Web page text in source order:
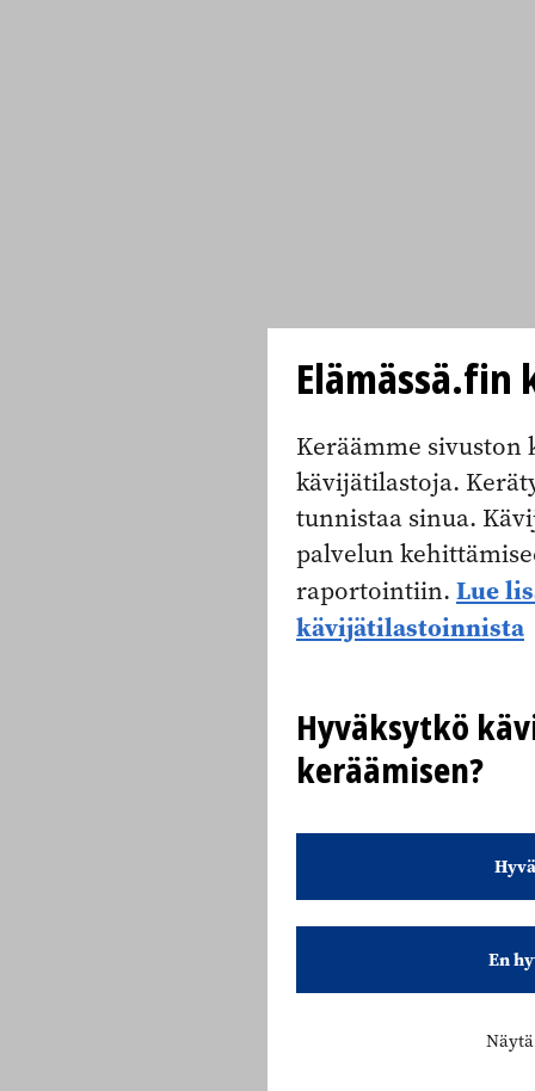
Keräämme sivuston
kävijätilastoja.
tunnistaa sinua.
palvelun
raportointiin. Lue
kävijätilastoinnista
Hyväksytkö
keräämisen?
En